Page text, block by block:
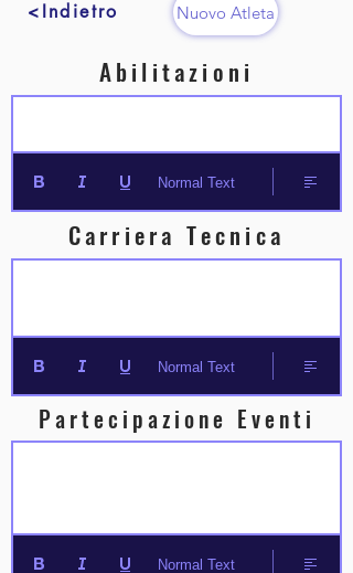
<Indietro Nuovo Atleta
Abilitazioni
Normal Text
Carriera Tecnica
Normal Text
Partecipazione Eventi
Normal Text